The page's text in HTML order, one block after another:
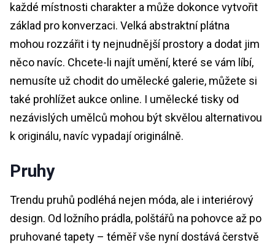
každé místnosti charakter a může dokonce vytvořit
základ pro konverzaci. Velká abstraktní plátna
mohou rozzářit i ty nejnudnější prostory a dodat jim
něco navíc. Chcete-li najít umění, které se vám líbí,
nemusíte už chodit do umělecké galerie, můžete si
také prohlížet aukce online. I umělecké tisky od
nezávislých umělců mohou být skvělou alternativou
k originálu, navíc vypadají originálně.
Pruhy
Trendu pruhů podléhá nejen móda, ale i interiérový
design. Od ložního prádla, polštářů na pohovce až po
pruhované tapety – téměř vše nyní dostává čerstvě